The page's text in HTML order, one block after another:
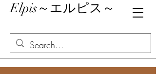
Elpis～エルピス～